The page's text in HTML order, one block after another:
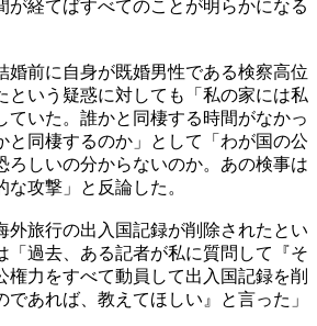
が経てばすべてのことが明らかになる
婚前に自身が既婚男性である検察高位
という疑惑に対しても「私の家には私
ていた。誰かと同棲する時間がなかっ
と同棲するのか」として「わが国の公
ろしいの分からないのか。あの検事は
攻撃」と反論した。
外旅行の出入国記録が削除されたとい
「過去、ある記者が私に質問して『そ
権力をすべて動員して出入国記録を削
であれば、教えてほしい』と言った」